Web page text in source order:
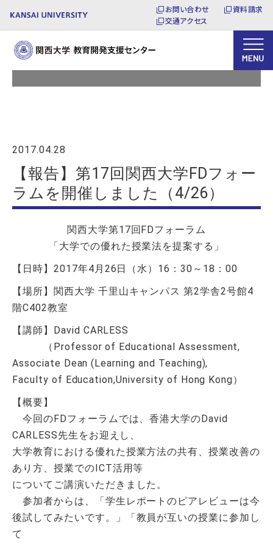
お問い合わせ
資料請求
交通アクセス
トピックス
2017.04.28
【報告】第17回関西大学FDフォー
ラムを開催しました（4/26）
関西大学第17回FDフォーラム
「大学での優れた授業法を提案する」
【日時】2017年4月26日（水）16：30～18：00
【場所】関西大学 千里山キャンパス 第2学舎2号館4
階C402教室
【講師】David CARLESS
（Professor of Educational Assessment,
Associate Dean (Learning and Teaching),
Faculty of Education,University of Hong Kong）
【概要】
今回のFDフォーラムでは、香港大学のDavid
CARLESS先生をお迎えし、
大学教育における優れた授業方法の共有、授業改善の
あり方、授業でのICT活用等
についてご講演いただきました。
参加者からは、「学生レポートのピアレビューは今
後試してみたいです。」「教員が互いの授業に参加し
て